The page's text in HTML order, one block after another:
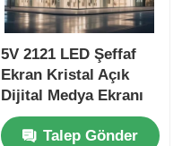
5V 2121 LED Şeffaf
Ekran Kristal Açık
Dijital Medya Ekranı
Perakende Mağaza
Önü Cam Sergi
Talep Gönder